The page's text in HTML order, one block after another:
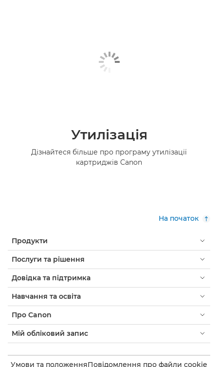
Утилізація
Дізнайтеся більше про програму утилізації
картриджів Canon
На початок
Продукти
Послуги та рішення
Довідка та підтримка
Навчання та освіта
Про Canon
Мій обліковий запис
Умови та положенняПовідомлення про файли cookie